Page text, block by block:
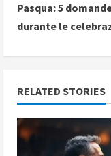
t
u
e
Pasqua: 5
durante le
RELATED STORIES